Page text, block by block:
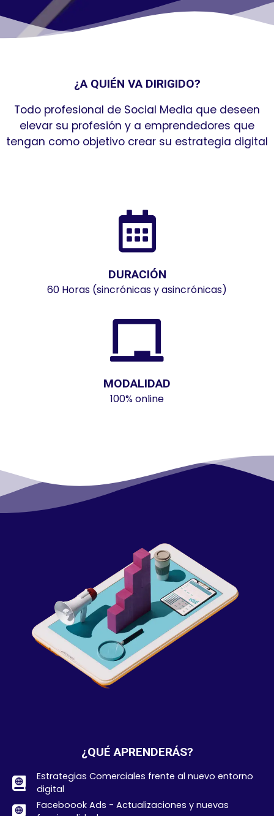
¿A QUIÉN VA DIRIGIDO?
Todo profesional de Social Media que deseen
elevar su profesión y a emprendedores que
tengan como objetivo crear su estrategia digital
DURACIÓN
60 Horas (sincrónicas y asincrónicas)
MODALIDAD
100% online
¿QUÉ APRENDERÁS?
Estrategias Comerciales frente al nuevo entorno
digital
Faceboook Ads - Actualizaciones y nuevas